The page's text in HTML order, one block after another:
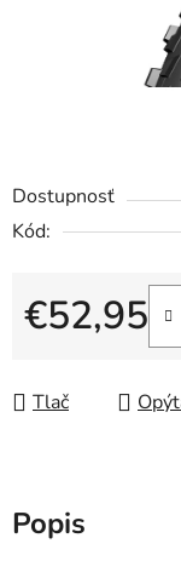
Dostupnosť
Kód:
€52,95
Jednotková cena:
Tlač
Popis